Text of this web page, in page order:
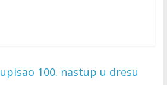
100. nastup u dresu